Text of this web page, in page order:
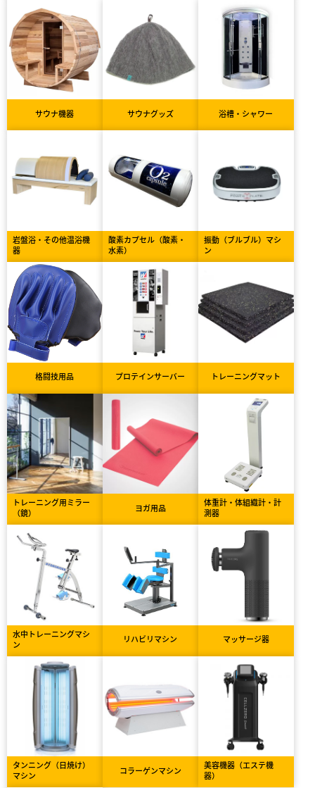
サウナ機器 サウナグッズ 浴槽・シャワー
岩盤浴・その他温浴機
器
酸素カプセル（酸素・
水素）
振動（ブルブル）マシ
ン
格闘技用品 プロテインサーバー トレーニングマット
トレーニング用ミラー
（鏡）
ヨガ用品
体重計・体組織計・計
測器
水中トレーニングマシ
ン
リハビリマシン マッサージ器
タンニング（日焼け）
マシン
コラーゲンマシン
美容機器（エステ機
器）